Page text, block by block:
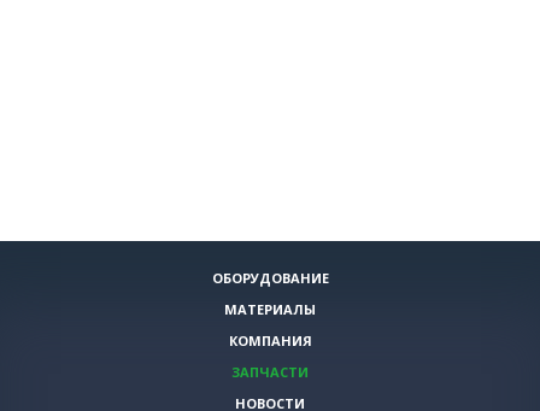
ОБОРУДОВАНИЕ
МАТЕРИАЛЫ
КОМПАНИЯ
ЗАПЧАСТИ
НОВОСТИ